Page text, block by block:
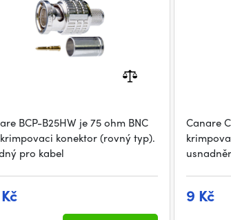
BCP-B25HW je 75 ohm BNC
konektor (rovný typ).
pro kabel
Canare
9 Kč